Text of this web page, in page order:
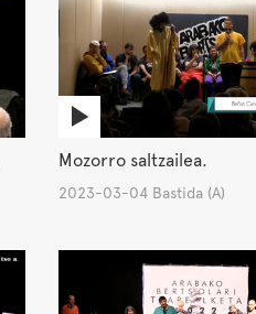
Mozorro saltzailea.
2023-03-04 Bastida (A)